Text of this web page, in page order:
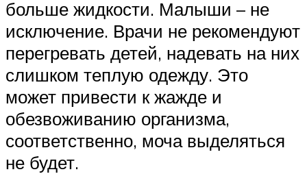
больше жидкости. Малыши – не
исключение. Врачи не рекомендуют
перегревать детей, надевать на них
слишком теплую одежду. Это
может привести к жажде и
обезвоживанию организма,
соответственно, моча выделяться
не будет.